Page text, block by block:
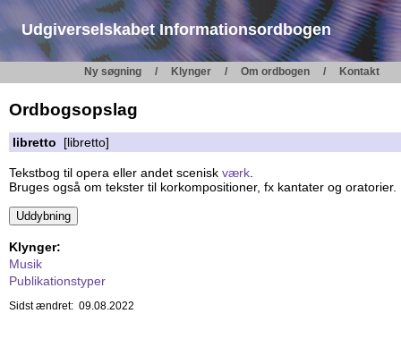
Udgiverselskabet Informationsordbogen
Ny søgning Klynger Om ordbogen Kontakt
Ordbogsopslag
libretto [libretto]
Tekstbog til opera eller andet scenisk værk
Bruges også om tekster til korkompositioner, fx kantater og oratorier.
Klynger:
Musik
Publikationstyper
Sidst ændret: 09.08.2022